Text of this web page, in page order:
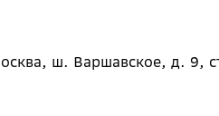
ш. Варшавское, д. 9,